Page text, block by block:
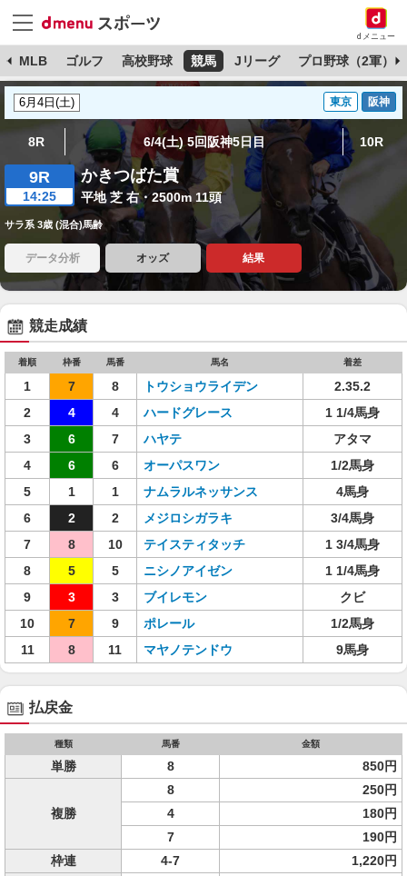
dメニュー
MLB ゴルフ 高校野球 競馬 Jリーグ プロ野球（2軍）
東京 阪神
8R 6/4(土) 5回阪神5日目 10R
9R
14:25
かきつばた賞
平地 芝 右・2500m 11頭
サラ系 3歳 (混合)馬齢
データ分析 オッズ 結果
競走成績
着順 枠番 馬番 馬名 着差
1 7 8 トウショウライデン
2.35.2
2
4 4 ハードグレース
1 1/4馬身
3
6 7 ハヤテ
アタマ
4
6 6 オーパスワン
1/2馬身
5
1 1 ナムラルネッサンス
4馬身
6
2 2 メジロシガラキ
3/4馬身
7
8 10 テイスティタッチ
1 3/4馬身
8
5 5 ニシノアイゼン
1 1/4馬身
9
3 3 ブイレモン
クビ
10
7 9 ポレール
1/2馬身
11
8 11 マヤノテンドウ 9馬身
払戻金
種類 馬番 金額
単勝 8 850円
複勝
8
250円
4
180円
7
190円
枠連
4-7
1,220円